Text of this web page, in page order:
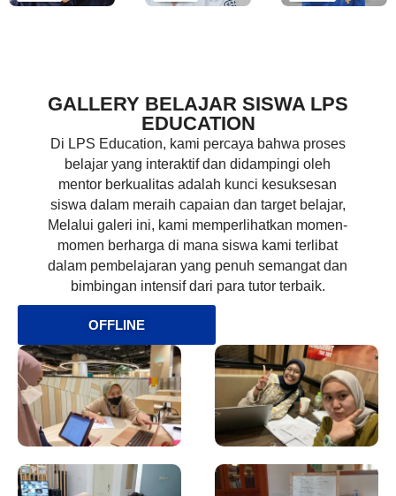
GALLERY BELAJAR SISWA LPS
EDUCATION
Di LPS Education, kami percaya bahwa proses
belajar yang interaktif dan didampingi oleh
mentor berkualitas adalah kunci kesuksesan
siswa dalam meraih capaian dan target belajar,
Melalui galeri ini, kami memperlihatkan momen-
momen berharga di mana siswa kami terlibat
dalam pembelajaran yang penuh semangat dan
bimbingan intensif dari para tutor terbaik.
OFFLINE